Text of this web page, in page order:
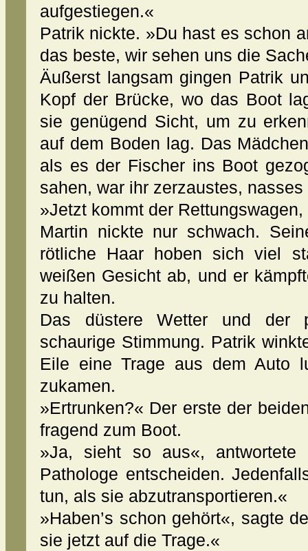
aufgestiegen.«
Patrik nickte. »Du hast es schon
das beste, wir sehen uns die
Äußerst langsam gingen Patrik
Kopf der Brücke, wo das Boot
sie genügend Sicht, um zu
auf dem Boden lag. Das
als es der Fischer ins Boot
sahen, war ihr zerzaustes, nasses
»Jetzt kommt der
Martin nickte nur schwach.
rötliche Haar hoben sich viel
weißen Gesicht ab, und er
zu halten.
Das düstere Wetter und der
schaurige Stimmung. Patrik
Eile eine Trage aus dem Auto
zukamen.
»Ertrunken?« Der erste der
fragend zum Boot.
»Ja, sieht so aus«,
Pathologe entscheiden.
tun, als sie abzutransportieren.«
»Haben’s schon gehört«, sagte
sie jetzt auf die Trage.«